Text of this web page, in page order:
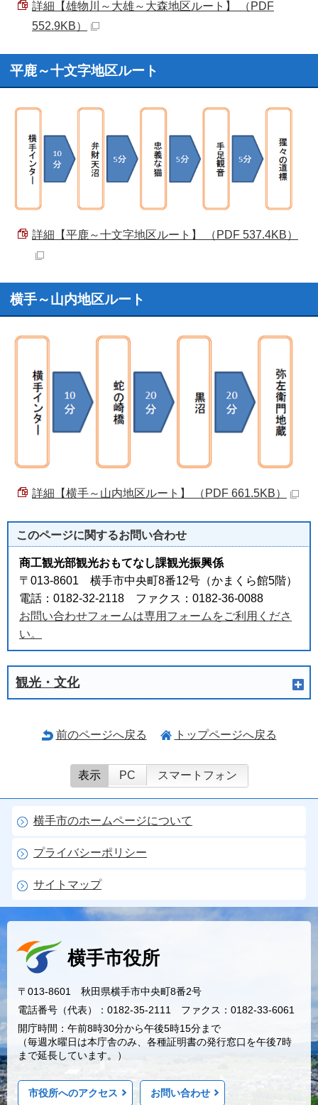
詳細【雄物川～大雄～大森地区ルート】 （PDF
552.9KB）
平鹿～十文字地区ルート
詳細【平鹿～十文字地区ルート】 （PDF 537.4KB）
横手～山内地区ルート
詳細【横手～山内地区ルート】 （PDF 661.5KB）
このページに関するお問い合わせ
商工観光部観光おもてなし課観光振興係
〒013-8601 横手市中央町8番12号（かまくら館5階）
電話：0182-32-2118 ファクス：0182-36-0088
お問い合わせフォームは専用フォームをご利用くださ
い。
観光・文化
前のページへ戻る トップページへ戻る
表示 PC スマートフォン
横手市のホームページについて
プライバシーポリシー
サイトマップ
横手市役所
〒013-8601 秋田県横手市中央町8番2号
電話番号（代表）：0182-35-2111 ファクス：0182-33-6061
開庁時間：午前8時30分から午後5時15分まで
（毎週水曜日は本庁舎のみ、各種証明書の発行窓口を午後7時
まで延長しています。）
市役所へのアクセス お問い合わせ